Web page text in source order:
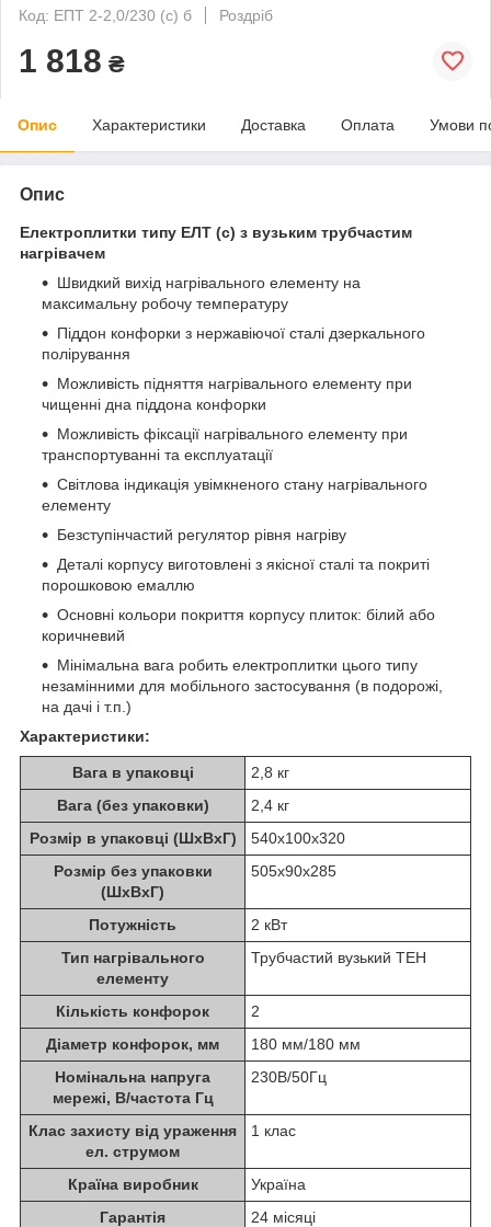
Код: ЕПТ 2-2,0/230 (с) б
Роздріб
1 818 ₴
Опис Характеристики Доставка Оплата Умови
Опис
Електроплитки типу ЕЛТ (с) з вузьким трубчастим
нагрівачем
Швидкий вихід нагрівального елементу на
максимальну робочу температуру
Піддон конфорки з нержавіючої сталі дзеркального
полірування
Можливість підняття нагрівального елементу при
чищенні дна піддона конфорки
Можливість фіксації нагрівального елементу при
транспортуванні та експлуатації
Світлова індикація увімкненого стану нагрівального
елементу
Безступінчастий регулятор рівня нагріву
Деталі корпусу виготовлені з якісної сталі та покриті
порошковою емаллю
Основні кольори покриття корпусу плиток: білий або
коричневий
Мінімальна вага робить електроплитки цього типу
незамінними для мобільного застосування (в подорожі,
на дачі і т.п.)
Характеристики:
Вага в упаковці
2,8 кг
Вага (без упаковки)
2,4 кг
Розмір в упаковці (ШхВхГ)
540х100х320
Розмір без упаковки
(ШхВхГ)
505х90х285
Потужність
2 кВт
Тип нагрівального
елементу
Трубчастий вузький ТЕН
Кількість конфорок
2
Діаметр конфорок, мм
180 мм/180 мм
Номінальна напруга
мережі, В/частота Гц
230В/50Гц
Клас захисту від ураження
ел. струмом
1 клас
Країна виробник
Україна
Гарантія
24 місяці